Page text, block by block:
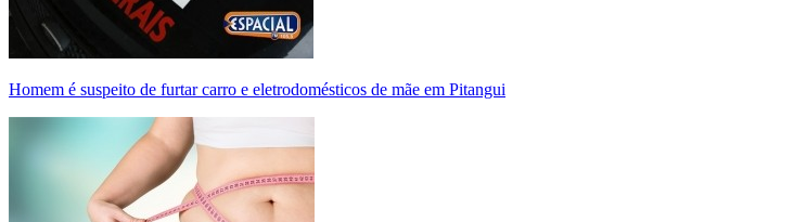
Homem é suspeito de furtar carro e eletrodomésticos de mãe em Pitangui